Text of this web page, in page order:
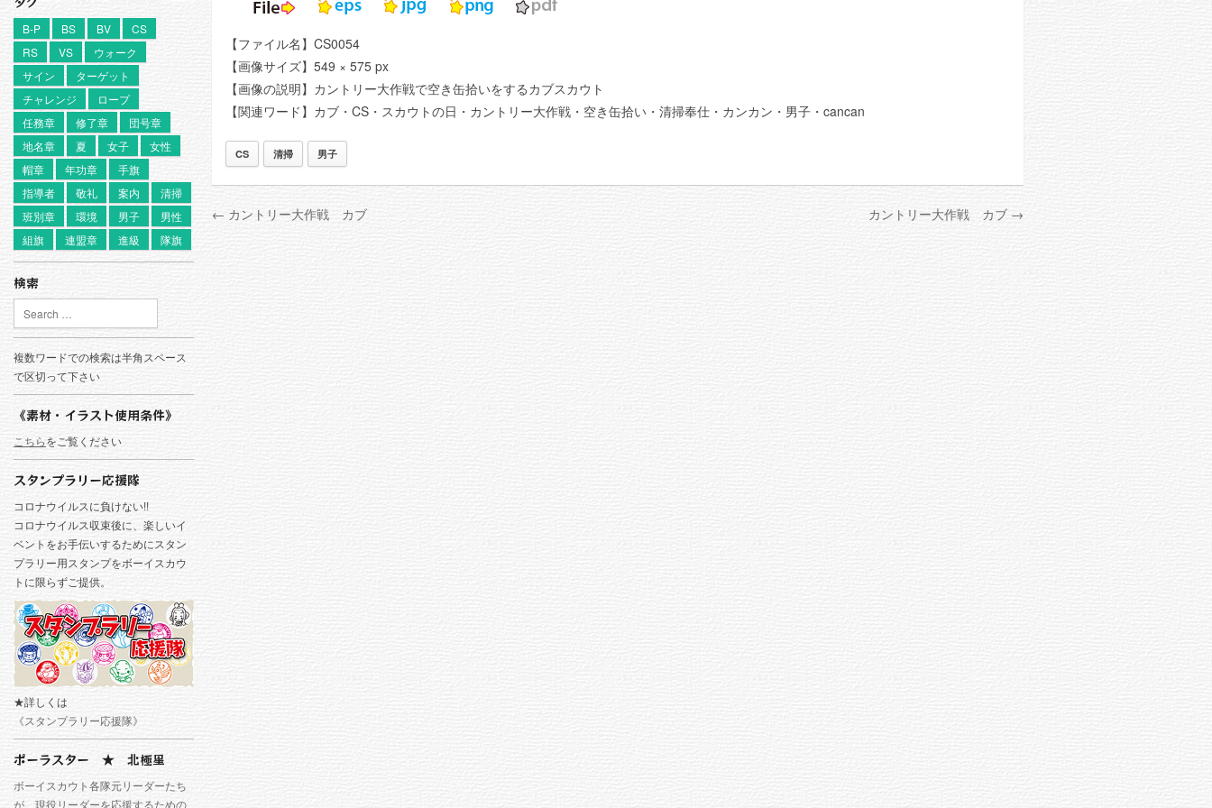
B-P BS BV
CS
RS
VS
ウォーク
サイン
ターゲット
チャレンジ
ロープ
任務章
修了章
団号章
地名章
夏 女子
女性
帽章
年功章
手旗
指導者
敬礼 案内
清掃
班別章
環境 男子
男性
組旗
連盟章 進級 隊旗
検索
複数ワードでの検索は半角スペース
で区切って下さい
《素材・イラスト使用条件》
こちらをご覧ください
スタンプラリー応援隊
コロナウイルスに負けない!!
コロナウイルス収束後に、楽しいイ
ベントをお手伝いするためにスタン
プラリー用スタンプをボーイスカウ
トに限らずご提供。
★詳しくは
《スタンプラリー応援隊》
ポーラスター ★ 北極星
ボーイスカウト各隊元リーダーたち
が、現役リーダーを応援するための
【ファイル名】CS0054
【画像サイズ】549 × 575 px
【画像の説明】カントリー大作戦で空き缶拾いをするカブスカウト
【関連ワード】カブ・CS・スカウトの日・カントリー大作戦・空き缶拾い・清掃奉仕・カンカン・男子・cancan
CS 清掃 男子
← カントリー大作戦 カブ カントリー大作戦 カブ →